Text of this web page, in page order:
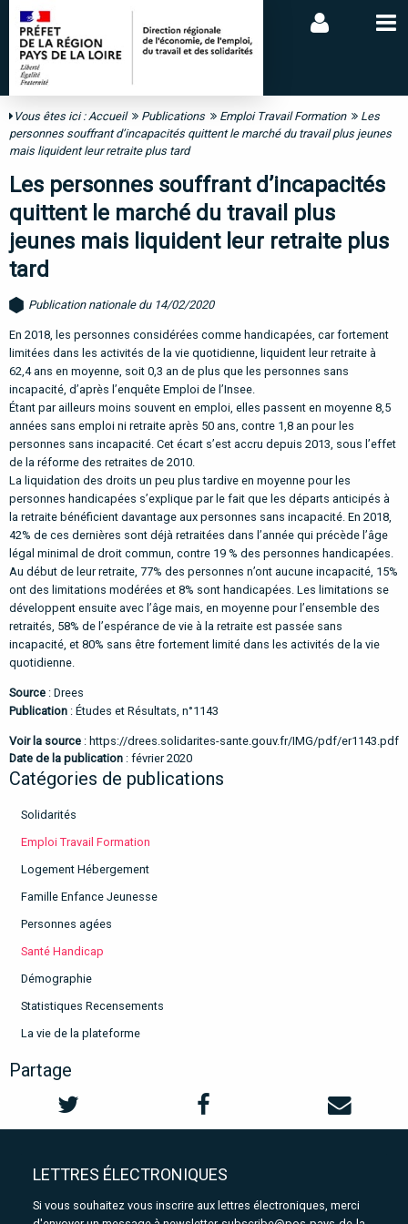
Vous êtes ici :Accueil Publications Emploi Travail Formation
Les
personnes souffrant d’incapacités quittent le marché du travail plus jeunes
mais liquident leur retraite plus tard
Les personnes souffrant d’incapacités
quittent le marché du travail plus
jeunes mais liquident leur retraite plus
tard
Publication nationale du 14/02/2020
En 2018, les personnes considérées comme handicapées, car fortement
limitées dans les activités de la vie quotidienne, liquident leur retraite à
62,4 ans en moyenne, soit 0,3 an de plus que les personnes sans
incapacité, d’après l’enquête Emploi de l’Insee.
Étant par ailleurs moins souvent en emploi, elles passent en moyenne 8,5
années sans emploi ni retraite après 50 ans, contre 1,8 an pour les
personnes sans incapacité. Cet écart s’est accru depuis 2013, sous l’effet
de la réforme des retraites de 2010.
La liquidation des droits un peu plus tardive en moyenne pour les
personnes handicapées s’explique par le fait que les départs anticipés à
la retraite bénéficient davantage aux personnes sans incapacité. En 2018,
42% de ces dernières sont déjà retraitées dans l’année qui précède l’âge
légal minimal de droit commun, contre 19 % des personnes handicapées.
Au début de leur retraite, 77% des personnes n’ont aucune incapacité, 15%
ont des limitations modérées et 8% sont handicapées. Les limitations se
développent ensuite avec l’âge mais, en moyenne pour l’ensemble des
retraités, 58% de l’espérance de vie à la retraite est passée sans
incapacité, et 80% sans être fortement limité dans les activités de la vie
quotidienne.
Source : Drees
Publication : Études et Résultats, n°1143
Voir la source : https://drees.solidarites-sante.gouv.fr/IMG/pdf/er1143.pdf
Date de la publication : février 2020
Catégories de publications
Solidarités
Emploi Travail Formation
Logement Hébergement
Famille Enfance Jeunesse
Personnes agées
Santé Handicap
Démographie
Statistiques Recensements
La vie de la plateforme
Partage
LETTRES ÉLECTRONIQUES
Si vous souhaitez vous inscrire aux lettres électroniques, merci